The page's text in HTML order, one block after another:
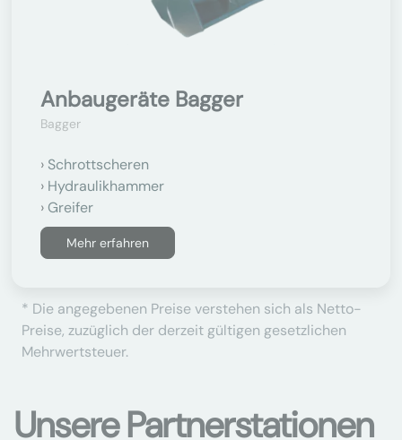
Anbaugeräte Bagger
Bagger
Schrottscheren
Hydraulikhammer
Greifer
Mehr erfahren
* Die angegebenen Preise verstehen sich als Netto-
Preise, zuzüglich der derzeit gültigen gesetzlichen
Mehrwertsteuer.
Unsere Partnerstationen